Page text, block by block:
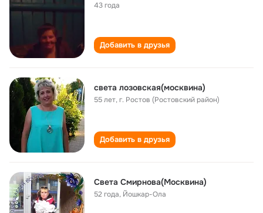
43 года
Добавить в друзья
света лозовская(москвина)
55 лет,г. Ростов (Ростовский район)
Добавить в друзья
Света Смирнова(Москвина)
52 года, Йошкар-Ола